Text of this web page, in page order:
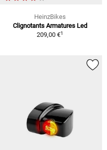
HeinzBikes
Clignotants Armatures Led
209,00 €1